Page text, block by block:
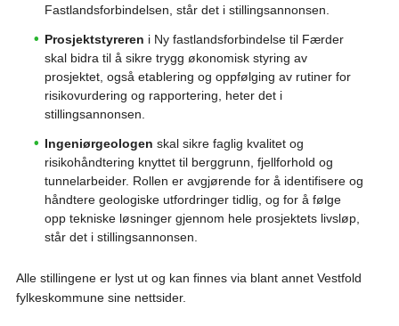
Fastlandsforbindelsen, står det i stillingsannonsen.
Prosjektstyreren i Ny fastlandsforbindelse til Færder
skal bidra til å sikre trygg økonomisk styring av
prosjektet, også etablering og oppfølging av rutiner for
risikovurdering og rapportering, heter det i
stillingsannonsen.
Ingeniørgeologen skal sikre faglig kvalitet og
risikohåndtering knyttet til berggrunn, fjellforhold og
tunnelarbeider. Rollen er avgjørende for å identifisere og
håndtere geologiske utfordringer tidlig, og for å følge
opp tekniske løsninger gjennom hele prosjektets livsløp,
står det i stillingsannonsen.
Alle stillingene er lyst ut og kan finnes via blant annet Vestfold
fylkeskommune sine nettsider.